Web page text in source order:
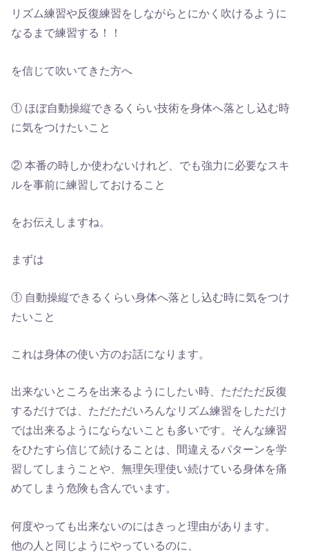
リズム練習や反復練習をしながらとにかく吹けるように
なるまで練習する！！
を信じて吹いてきた方へ
① ほぼ自動操縦できるくらい技術を身体へ落とし込む時
に気をつけたいこと
② 本番の時しか使わないけれど、でも強力に必要なスキ
ルを事前に練習しておけること
をお伝えしますね。
まずは
① 自動操縦できるくらい身体へ落とし込む時に気をつけ
たいこと
これは身体の使い方のお話になります。
出来ないところを出来るようにしたい時、ただただ反復
するだけでは、ただただいろんなリズム練習をしただけ
では出来るようにならないことも多いです。そんな練習
をひたすら信じて続けることは、間違えるパターンを学
習してしまうことや、無理矢理使い続けている身体を痛
めてしまう危険も含んでいます。
何度やっても出来ないのにはきっと理由があります。
他の人と同じようにやっているのに、